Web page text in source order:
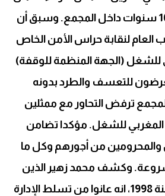
يعملون منذ أزيد من 10 سنوات داخل المجمع. وسبق أن
العام لنقابة حراس الأمن الخاص
للشغل (الجهة المنظمة للوقفة)
للتعسف والطرد بدونه
ترفض التحاور مع ممثلين
المغربي للشغل. مؤكدا تضامن
والمحرومين من أجورهم وكل ما
وكشف محمد زهير الذين
يعمل بالمجمع منذ سنة 1998، انه عانوا من تسلط الإدارة